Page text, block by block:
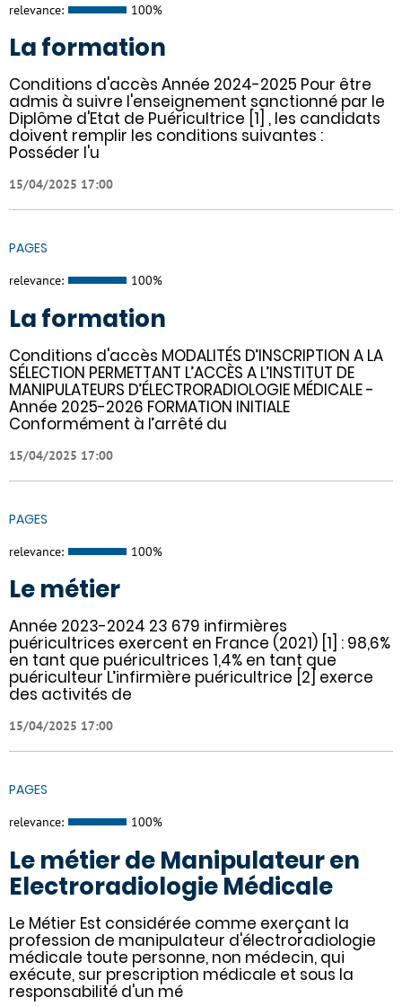
relevance: 100%
La formation
Conditions d'accès Année 2024-2025 Pour être
admis à suivre l'enseignement sanctionné par le
Diplôme d'Etat de Puéricultrice [1] , les candidats
doivent remplir les conditions suivantes :
Posséder l'u
15/04/2025 17:00
PAGES
relevance: 100%
La formation
Conditions d'accès MODALITÉS D’INSCRIPTION A LA
SÉLECTION PERMETTANT L’ACCÈS A L’INSTITUT DE
MANIPULATEURS D’ÉLECTRORADIOLOGIE MÉDICALE -
Année 2025-2026 FORMATION INITIALE
Conformément à l’arrêté du
15/04/2025 17:00
PAGES
relevance: 100%
Le métier
Année 2023-2024 23 679 infirmières
puéricultrices exercent en France (2021) [1] : 98,6%
en tant que puéricultrices 1,4% en tant que
puériculteur L’infirmière puéricultrice [2] exerce
des activités de
15/04/2025 17:00
PAGES
relevance: 100%
Le métier de Manipulateur en
Electroradiologie Médicale
Le Métier Est considérée comme exerçant la
profession de manipulateur d'électroradiologie
médicale toute personne, non médecin, qui
exécute, sur prescription médicale et sous la
responsabilité d'un mé